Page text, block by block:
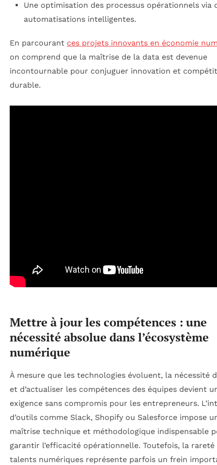
Une optimisation des processus opérationnels via
automatisations intelligentes.
En parcourant ces projets innovants en économie
on comprend que la maîtrise de la data est devenue
incontournable pour conjuguer innovation et
durable.
Mettre à jour les compétences : une
nécessité absolue dans l’écosystème
numérique
À mesure que les technologies évoluent, la nécessité
et d’actualiser les compétences des équipes devient
exigence sans compromis pour les entrepreneurs.
d’outils comme Slack, Shopify ou Salesforce impose
maîtrise technique et méthodologique indispensable
garantir l’efficacité opérationnelle. Toutefois, la rareté
talents numériques représente parfois un frein